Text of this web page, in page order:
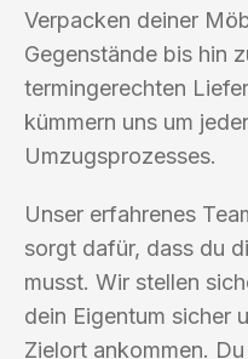
Verpacken deiner
Gegenstände bis hin
termingerechten
kümmern uns um
Umzugsprozesses.
Unser erfahrenes
sorgt dafür, dass du
musst. Wir stellen
dein Eigentum sicher
Zielort ankommen.